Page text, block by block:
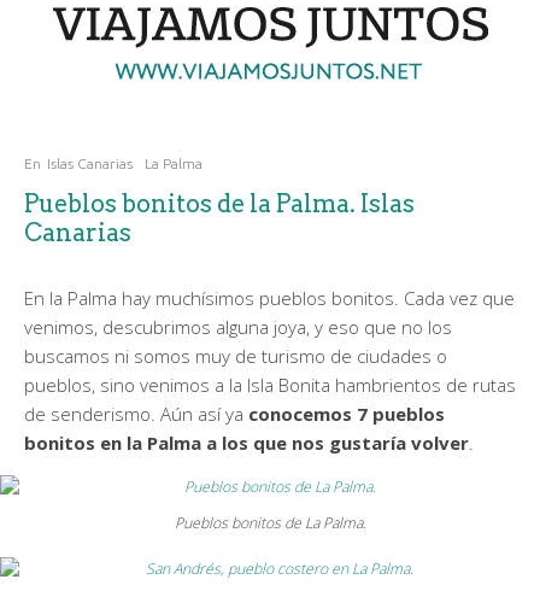
En Islas Canarias La Palma
Pueblos bonitos de la Palma. Islas
Canarias
En la Palma hay muchísimos pueblos bonitos. Cada vez que
venimos, descubrimos alguna joya, y eso que no los
buscamos ni somos muy de turismo de ciudades o
pueblos, sino venimos a la Isla Bonita hambrientos de rutas
de senderismo. Aún así ya conocemos 7 pueblos
bonitos en la Palma a los que nos gustaría volver.
Pueblos bonitos de La Palma.